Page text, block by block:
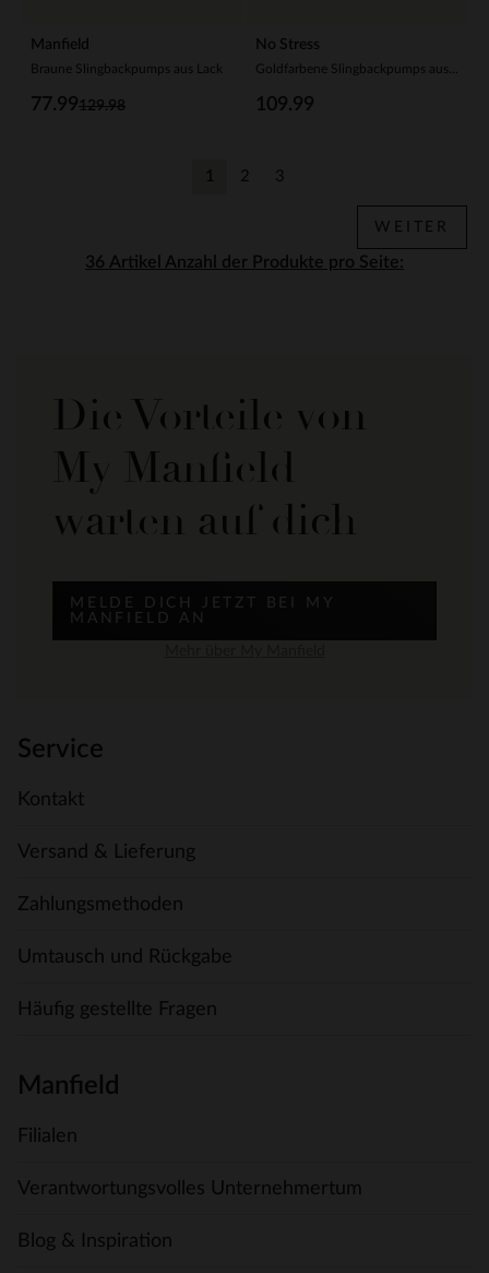
Manfield
Braune Slingbackpumps aus Lack
129.98
77.99
No Stress
109.99
Anzahl der Produkte pro Seite:
1 2 3
WEITER
Die Vorteile von
My Manfield
warten auf dich
MELDE DICH JETZT BEI MY
MANFIELD AN
Service
Kontakt
Versand & Lieferung
Zahlungsmethoden
Umtausch und Rückgabe
Häufig gestellte Fragen
Manfield
Filialen
Verantwortungsvolles Unternehmertum
Blog & Inspiration